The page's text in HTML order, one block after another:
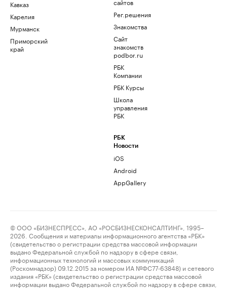
Кавказ
Карелия
Мурманск
Приморский
край
Рег.решения
Знакомства
Сайт
знакомств
podbor.ru
РБК
Компании
РБК Курсы
Школа
управления
РБК
РБК
Новости
iOS
Android
AppGallery
© ООО «БИЗНЕСПРЕСС», АО «РОСБИЗНЕСКОНСАЛТИНГ», 1995–
2026. Сообщения и материалы информационного агентства «РБК»
(свидетельство о регистрации средства массовой информации
выдано Федеральной службой по надзору в сфере связи,
информационных технологий и массовых коммуникаций
(Роскомнадзор) 09.12.2015 за номером ИА №ФС77-63848) и сетевого
издания «РБК» (свидетельство о регистрации средства массовой
информации выдано Федеральной службой по надзору в сфере связи,